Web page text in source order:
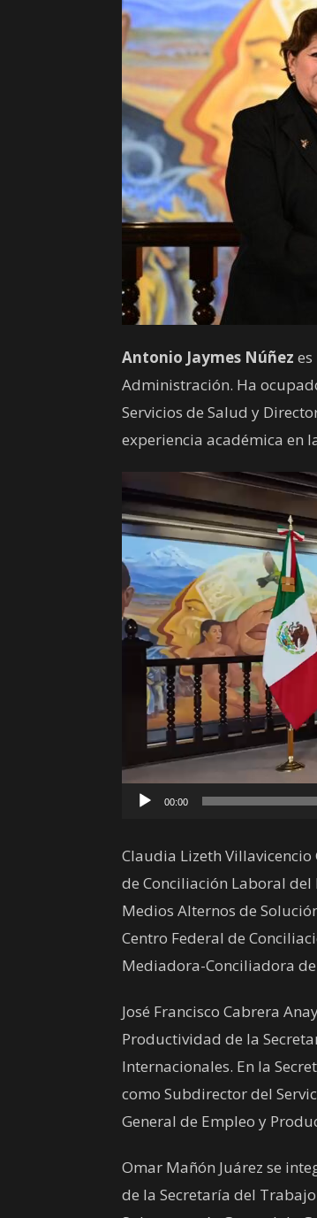
Antonio Jaymes Núñez
Administración. Ha
Servicios de Salud y
experiencia académica en
Reproductor
de
vídeo
00:00
Claudia Lizeth
de Conciliación Laboral del
Medios Alternos de
Centro Federal de
Mediadora-Conciliadora
José Francisco Cabrera
Productividad de la
Internacionales. En la
como Subdirector del
General de Empleo y
Omar Mañón Juárez se
de la Secretaría del